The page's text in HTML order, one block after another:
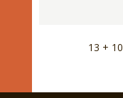
13 + 10